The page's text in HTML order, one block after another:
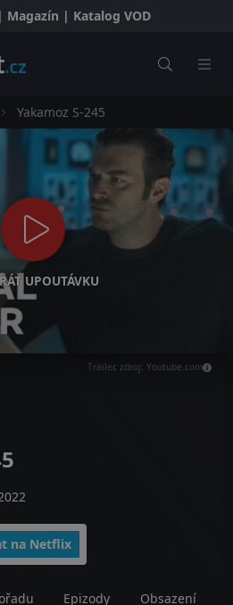
Magazín | Katalog VOD
Yakamoz S-245
UPOUTÁVKU
Trailer, zdroj: Youtube.com
na Netflix
Epizody Obsazení